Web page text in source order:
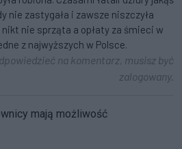
nie zastygała i zawsze niszczyła
nie sprząta a opłaty za śmieci w
z najwyższych w Polsce.
na komentarz, musisz być
zalogowany.
mają możliwość